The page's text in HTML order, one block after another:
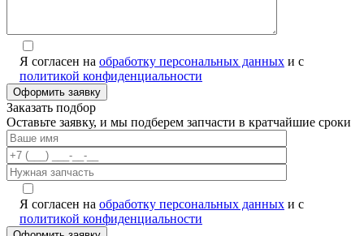
Я согласен на обработку персональных данных и с
политикой конфиденциальности
Заказать подбор
Оставьте заявку, и мы подберем запчасти в кратчайшие сроки
Я согласен на обработку персональных данных и с
политикой конфиденциальности